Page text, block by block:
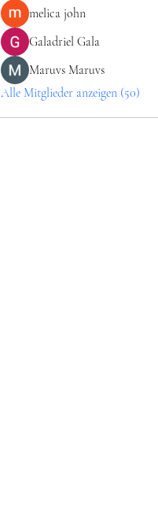
melica john
Galadriel Gala
Maruvs Maruvs
Alle Mitglieder anzeigen (50)